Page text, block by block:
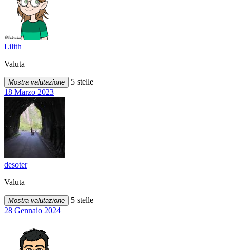
Lilith
Valuta
Mostra valutazione
5 stelle
18 Marzo 2023
desoter
Valuta
Mostra valutazione
5 stelle
28 Gennaio 2024